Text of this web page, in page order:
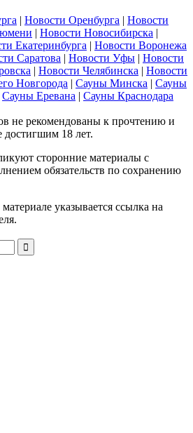
| Новости Оренбурга | Новости
| Новости Новосибирска |
Екатеринбурга | Новости Воронежа
Саратова | Новости Уфы | Новости
| Новости Челябинска | Новости
Новгорода | Сауны Минска | Сауны
Сауны Еревана | Сауны Краснодара
не рекомендованы к прочтению и
18 лет.
сторонние материалы с
обязательств по сохранению
указывается ссылка на